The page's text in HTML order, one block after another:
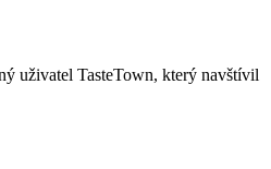
uživatel TasteTown, který navštívil